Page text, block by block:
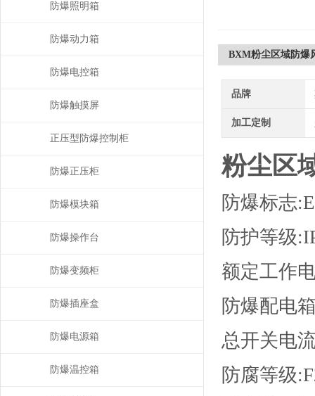
BXM粉尘区域防爆
品牌
加工定制
粉尘区
防爆标志
防护等级
额定工作
防爆配电
总开关电
防腐等级
防爆照明箱
防爆动力箱
防爆电控箱
防爆触摸屏
正压型防爆控制柜
防爆正压柜
防爆模块箱
防爆操作台
防爆变频柜
防爆插座盒
防爆电源箱
防爆温控箱